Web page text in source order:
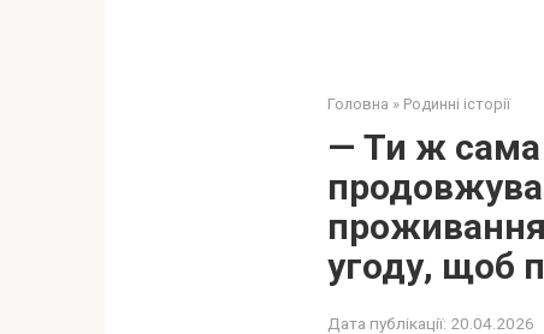
Головна » Родинні історії
— Ти ж сама
угоду, щоб
Дата публікації: 20.04.2026